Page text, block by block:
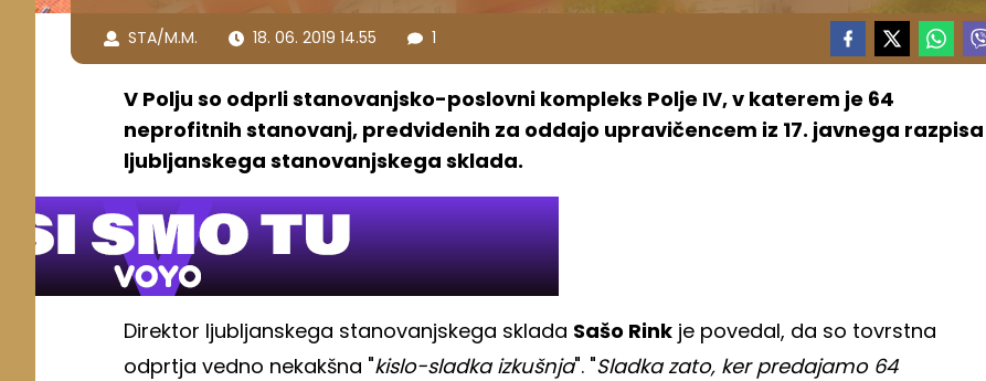
STA/M.M. 18. 06. 2019 14.55 1
V Polju so odprli stanovanjsko-poslovni kompleks Polje IV, v katerem je 64
neprofitnih stanovanj, predvidenih za oddajo upravičencem iz 17. javnega razpisa
ljubljanskega stanovanjskega sklada.
Direktor ljubljanskega stanovanjskega sklada Sašo Rink je povedal, da so tovrstna
odprtja vedno nekakšna "kislo-sladka izkušnja". "Sladka zato, ker predajamo 64